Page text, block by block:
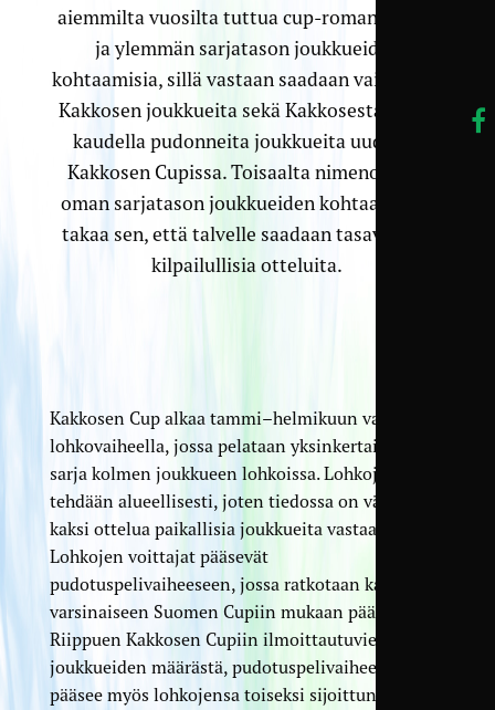
aiemmilta vuosilta tuttua cup-romantiikkaa
ja ylemmän sarjatason joukkueiden
kohtaamisia, sillä vastaan saadaan vain toisia
Kakkosen joukkueita sekä Kakkosesta viime
kaudella pudonneita joukkueita uudessa
Kakkosen Cupissa. Toisaalta nimenomaan
oman sarjatason joukkueiden kohtaaminen
takaa sen, että talvelle saadaan tasaväkisiä
kilpailullisia otteluita.
Kakkosen Cup alkaa tammi–helmikuun vaihteessa
lohkovaiheella, jossa pelataan yksinkertainen
sarja kolmen joukkueen lohkoissa. Lohkojako
tehdään alueellisesti, joten tiedossa on vähintään
kaksi ottelua paikallisia joukkueita vastaan.
Lohkojen voittajat pääsevät
pudotuspelivaiheeseen, jossa ratkotaan kaksi
varsinaiseen Suomen Cupiin mukaan pääsijää.
Riippuen Kakkosen Cupiin ilmoittautuvien
joukkueiden määrästä, pudotuspelivaiheeseeen
pääsee myös lohkojensa toiseksi sijoittuneita